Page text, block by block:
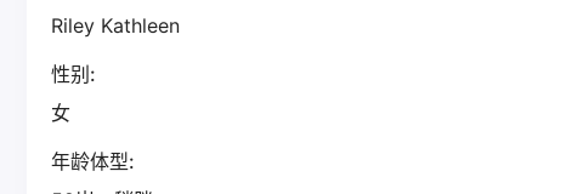
Riley Kathleen
性别:
女
年龄体型: